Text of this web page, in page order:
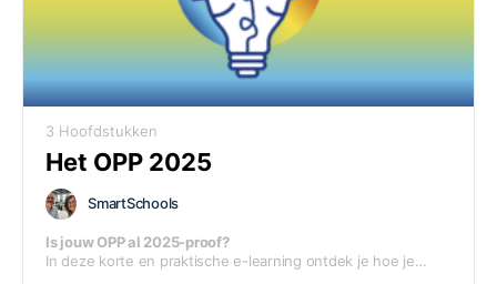
3 Hoofdstukken
Het OPP 2025
SmartSchools
Is jouw OPP al 2025-proof?
In deze korte en praktische e-learning ontdek je hoe je